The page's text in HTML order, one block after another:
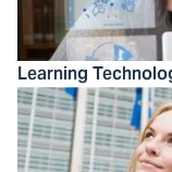
Learning